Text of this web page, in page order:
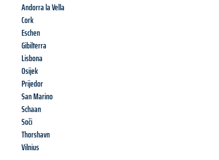
Andorra la Vella
Cork
Eschen
Gibilterra
Lisbona
Osijek
Prijedor
San Marino
Schaan
Soči
Thorshavn
Vilnius